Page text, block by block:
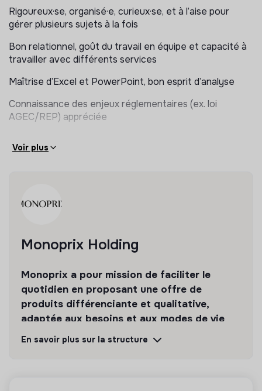
- Mettre à jour les bases de données et la cartographie
des fournisseurs engagés
- Participer à la préparation des audits de certification
organismes et l’interne
Rigoureux·se, organisé·e, curieux·se, et à l’aise pour
gérer plusieurs sujets à la fois
Bon relationnel, goût du travail en équipe et capacité à
travailler avec différents services
Maîtrise d’Excel et PowerPoint, bon esprit d’analyse
Connaissance des enjeux réglementaires (ex. loi
AGEC/REP) appréciée
Voir plus
Monoprix Holding
Monoprix a pour mission de faciliter le
quotidien en proposant une offre de
produits différenciante et qualitative,
adaptée aux besoins et aux modes de vie
des citadins.
En savoir plus sur la structure